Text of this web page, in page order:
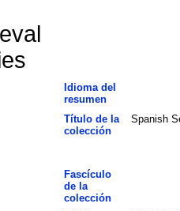
Idioma del
resumen
Título de la
colección
Spanish
Fascículo
de la
colección